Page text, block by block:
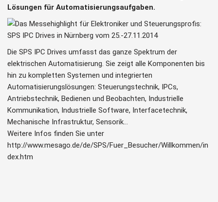
Lösungen für Automatisierungsaufgaben.
Die SPS IPC Drives umfasst das ganze Spektrum der
elektrischen Automatisierung. Sie zeigt alle Komponenten bis
hin zu kompletten Systemen und integrierten
Automatisierungslösungen: Steuerungstechnik, IPCs,
Antriebstechnik, Bedienen und Beobachten, Industrielle
Kommunikation, Industrielle Software, Interfacetechnik,
Mechanische Infrastruktur, Sensorik…
Weitere Infos finden Sie unter
http://www.mesago.de/de/SPS/Fuer_Besucher/Willkommen/in
dex.htm